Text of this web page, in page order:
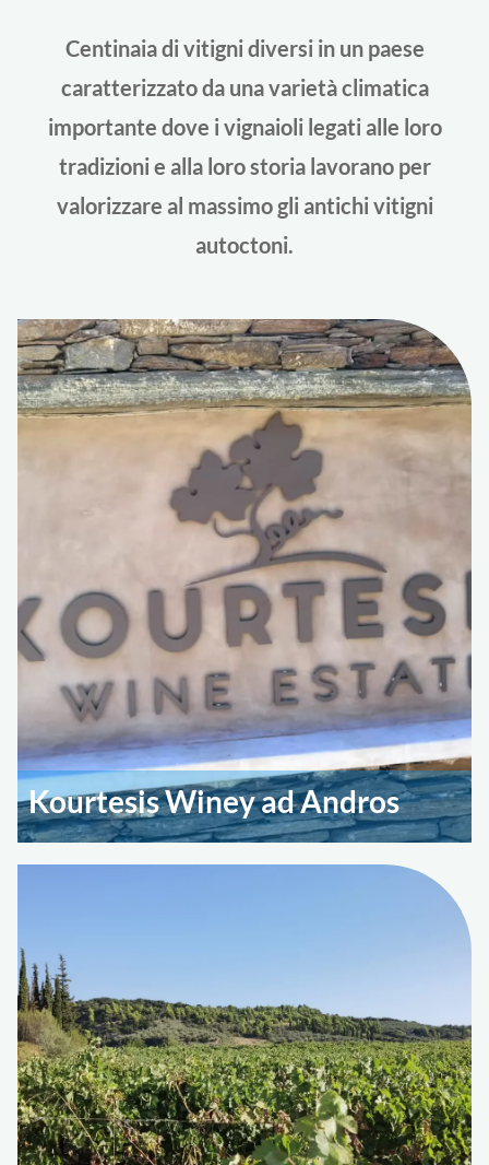
Centinaia di vitigni diversi in un paese
caratterizzato da una varietà climatica
importante dove i vignaioli legati alle loro
tradizioni e alla loro storia lavorano per
valorizzare al massimo gli antichi vitigni
autoctoni.
Kourtesis Winey ad Andros